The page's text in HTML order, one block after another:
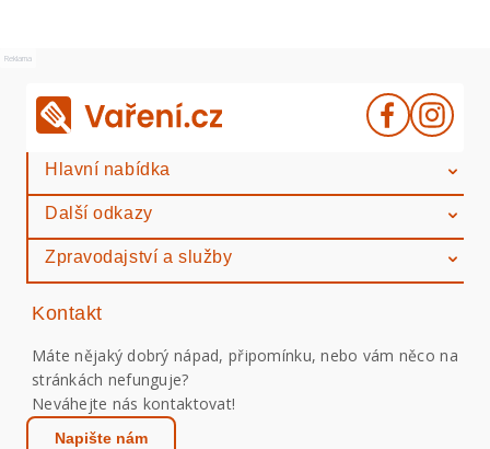
Reklama
Hlavní nabídka
Další odkazy
Zpravodajství a služby
Kontakt
Máte nějaký dobrý nápad, připomínku, nebo vám něco na
stránkách nefunguje?
Neváhejte nás kontaktovat!
Napište nám